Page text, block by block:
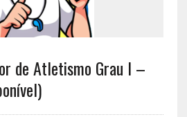
de Atletismo Grau I –